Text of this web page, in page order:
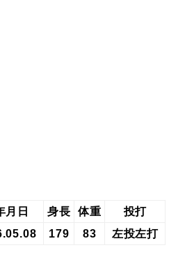
月日 身長 体重
投打
179 83 左投左打